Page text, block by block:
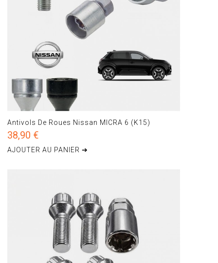
Antivols De Roues Nissan MICRA 6 (K15)
38,90 €
AJOUTER AU PANIER ➔